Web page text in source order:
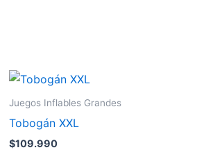
Juegos Inflables Grandes
Tobogán XXL
$109.990